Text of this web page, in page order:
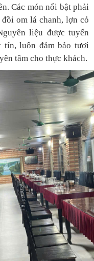
Các món nổi bật phải
om lá chanh, lợn cỏ
liệu được tuyển
tín, luôn đảm bảo tươi
tâm cho thực khách.